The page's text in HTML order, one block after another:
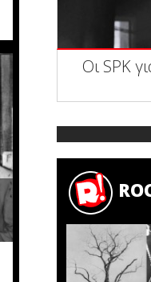
Οι SPK